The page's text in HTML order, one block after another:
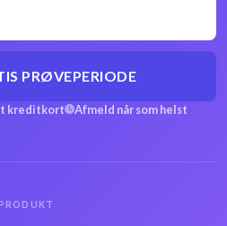
PRØVEPERIODE
kreditkort Afmeld når som helst
PRODUKT